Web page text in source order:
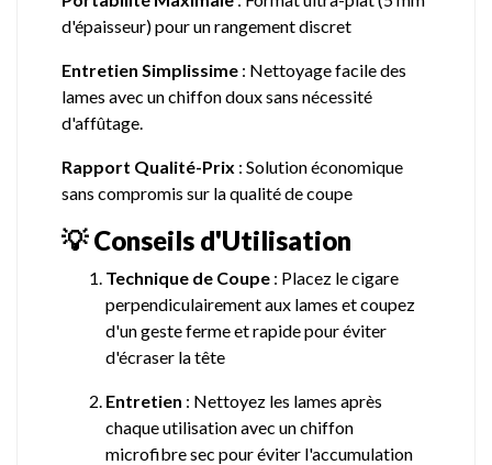
d'épaisseur) pour un rangement discret
Entretien Simplissime : Nettoyage facile des
lames avec un chiffon doux sans nécessité
d'affûtage.
Rapport Qualité-Prix : Solution économique
sans compromis sur la qualité de coupe
💡 Conseils d'Utilisation
Technique de Coupe : Placez le cigare
perpendiculairement aux lames et coupez
d'un geste ferme et rapide pour éviter
d'écraser la tête
Entretien : Nettoyez les lames après
chaque utilisation avec un chiffon
microfibre sec pour éviter l'accumulation